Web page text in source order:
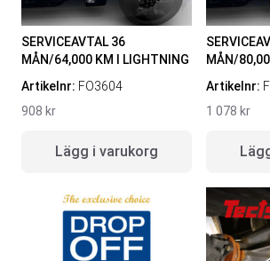
SERVICEAVTAL 36
MÅN/64,000 KM I LIGHTNING
Artikelnr: FO3604
908 kr
Lägg i varukorg
MÅN/
Artikelnr:
1 078 kr